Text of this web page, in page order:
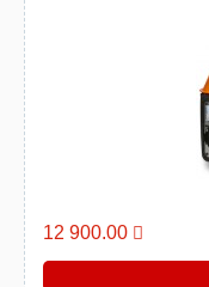
12 900.00